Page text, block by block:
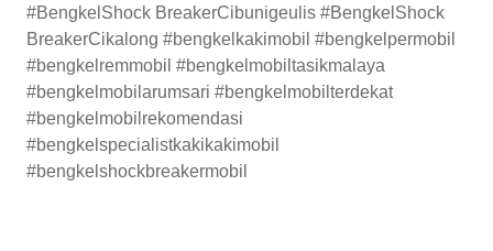
#BengkelShock BreakerCibunigeulis #BengkelShock
BreakerCikalong #bengkelkakimobil #bengkelpermobil
#bengkelremmobil #bengkelmobiltasikmalaya
#bengkelmobilarumsari #bengkelmobilterdekat
#bengkelmobilrekomendasi
#bengkelspecialistkakikakimobil
#bengkelshockbreakermobil